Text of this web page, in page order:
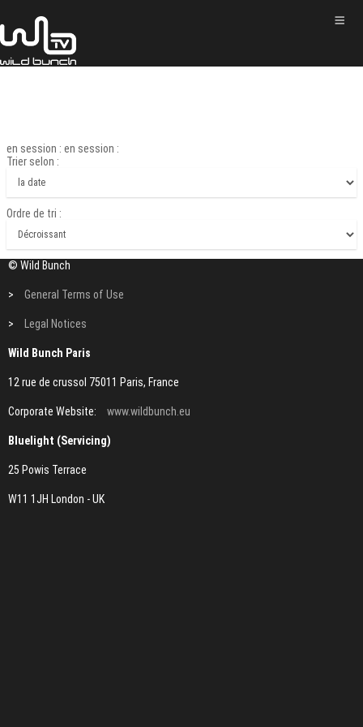
en session : en session :
Trier selon :
Ordre de tri :
© Wild Bunch
> General Terms of Use
> Legal Notices
Wild Bunch Paris
12 rue de crussol 75011 Paris, France
Corporate Website: www.wildbunch.eu
Bluelight (Servicing)
25 Powis Terrace
W11 1JH London - UK